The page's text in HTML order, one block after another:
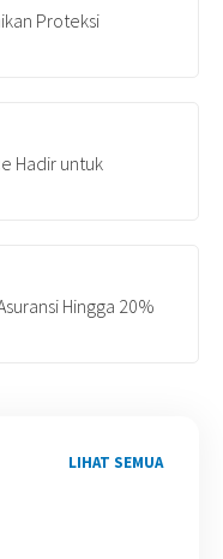
Proteksi
Hadir untuk
Hingga 20%
LIHAT SEMUA